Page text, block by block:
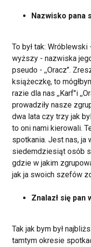
Nazwisko pana
To był tak: Wróblewski
wyższy - nazwiska
pseudo - ,,Oracz’’.
książeczkę, to
razie dla nas ,,Karf’’i
prowadziły nasze
dwa lata czy trzy jak
to oni nami kierowali.
spotkania. Jest nas,
siedemdziesiąt osób
gdzie w jakim
jak ja swoich szefów
Znalazł się pan
Tak jak bym był
tamtym okresie